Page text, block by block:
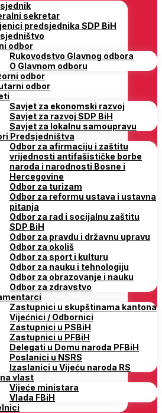
sekretar
predsjednika SDP BiH
odbor
Rukovodstvo Glavnog odbora
O Glavnom odboru
odbor
odbor
Savjet za ekonomski razvoj
Savjet za razvoj SDP BiH
Savjet za lokalnu samoupravu
Predsjedništva
Odbor za afirmaciju i zaštitu
vrijednosti antifašističke borbe
naroda i narodnosti Bosne i
Hercegovine
Odbor za turizam
Odbor za reformu ustava i ustavna
pitanja
Odbor za rad i socijalnu zaštitu
SDP BiH
Odbor za pravdu i državnu upravu
Odbor za okoliš
Odbor za sport i kulturu
Odbor za nauku i tehnologiju
Odbor za obrazovanje i nauku
Odbor za zdravstvo
Zastupnici u skupštinama kantona
Vijećnici / Odbornici
Zastupnici u PSBiH
Zastupnici u PFBiH
Delegati u Domu naroda PFBiH
Poslanici u NSRS
Izaslanici u Vijeću naroda RS
vlast
Vijeće ministara
Vlada FBiH